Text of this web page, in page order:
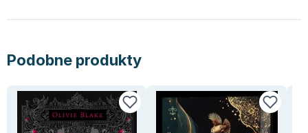
Ajahn Brahm
Jacek Walkiewicz
Podobne produkty